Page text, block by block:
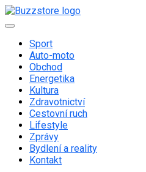
Skip
to
Primary
Sport
Auto-moto
Obchod
Energetika
Kultura
Zdravotnictví
Cestovní ruch
Lifestyle
Zprávy
Bydlení a reality
Kontakt